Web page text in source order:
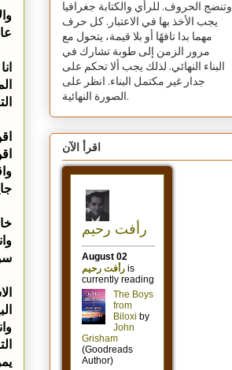
وتنضج الحروف. للرأي والكتابة جغرافيا
يجب الأخذ بها في الاعتبار. كل حرف
مهما بدا تافهًا أو بلا قيمة، يتحول مع
مرور الزمن إلى طوبة تشارك في
البناء النهائي. لذلك يجب ألا تحكم على
جدار غير مكتمل البناء. انظر على
الصورة النهائية.
اقرأ الآن